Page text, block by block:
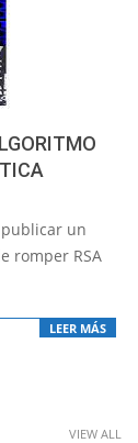
un
romper RSA
LEER MÁS
VIEW ALL